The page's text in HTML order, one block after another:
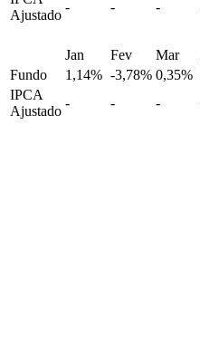
Ajustado
- - -
Jan
Fev Mar
Fundo
1,14% -3,78% 0,35%
IPCA
Ajustado
- - -